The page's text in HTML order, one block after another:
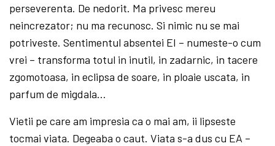
perseverenta. De nedorit. Ma privesc mereu
neincrezator; nu ma recunosc. Si nimic nu se mai
potriveste. Sentimentul absentei EI – numeste-o cum
vrei – transforma totul in inutil, in zadarnic, in tacere
zgomotoasa, in eclipsa de soare, in ploaie uscata, in
parfum de migdala…
Vietii pe care am impresia ca o mai am, ii lipseste
tocmai viata. Degeaba o caut. Viata s-a dus cu EA –